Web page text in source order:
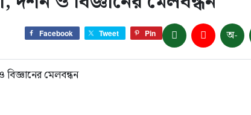
Facebook Tweet Pin অ-